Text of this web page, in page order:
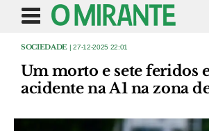
SOCIEDADE | 27-12-2025 22:01
Um morto e sete feridos
acidente na A1 na zona